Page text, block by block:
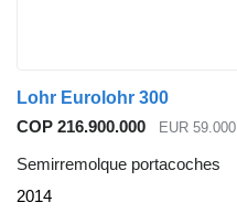
Lohr Eurolohr 300
COP 216.900.000
EUR 59.000
Semirremolque portacoches
2014